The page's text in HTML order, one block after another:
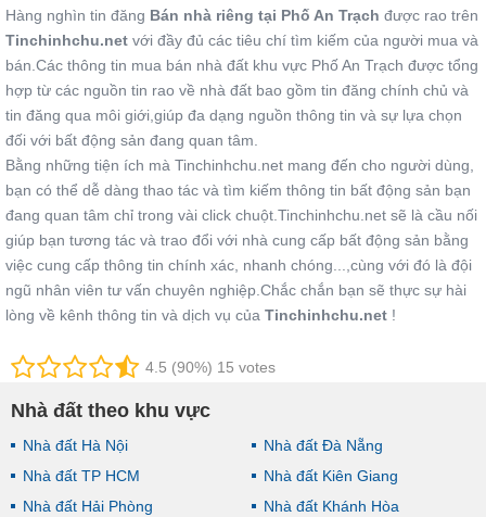
Hàng nghìn tin đăng Bán nhà riêng tại Phố An Trạch được rao trên
Tinchinhchu.net với đầy đủ các tiêu chí tìm kiếm của người mua và
bán.Các thông tin mua bán nhà đất khu vực Phố An Trạch được tổng
hợp từ các nguồn tin rao về nhà đất bao gồm tin đăng chính chủ và
tin đăng qua môi giới,giúp đa dạng nguồn thông tin và sự lựa chọn
đối với bất động sản đang quan tâm.
Bằng những tiện ích mà Tinchinhchu.net mang đến cho người dùng,
bạn có thể dễ dàng thao tác và tìm kiếm thông tin bất động sản bạn
đang quan tâm chỉ trong vài click chuột.Tinchinhchu.net sẽ là cầu nối
giúp bạn tương tác và trao đổi với nhà cung cấp bất động sản bằng
việc cung cấp thông tin chính xác, nhanh chóng...,cùng với đó là đội
ngũ nhân viên tư vấn chuyên nghiệp.Chắc chắn bạn sẽ thực sự hài
lòng về kênh thông tin và dịch vụ của Tinchinhchu.net !
4.5 (90%) 15 votes
Nhà đất theo khu vực
Nhà đất Hà Nội
Nhà đất TP HCM
Nhà đất Hải Phòng
Nhà đất Đà Nẵng
Nhà đất Kiên Giang
Nhà đất Khánh Hòa